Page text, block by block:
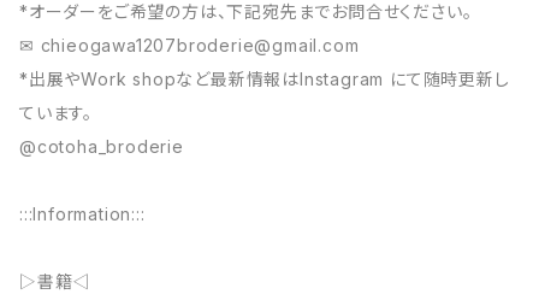
*オーダーをご希望の方は、下記宛先までお問合せください。
✉︎ chieogawa1207broderie@gmail.com
*出展やWork shopなど最新情報はInstagram にて随時更新し
ています。
@cotoha_broderie
:::Information:::
▷書籍◁